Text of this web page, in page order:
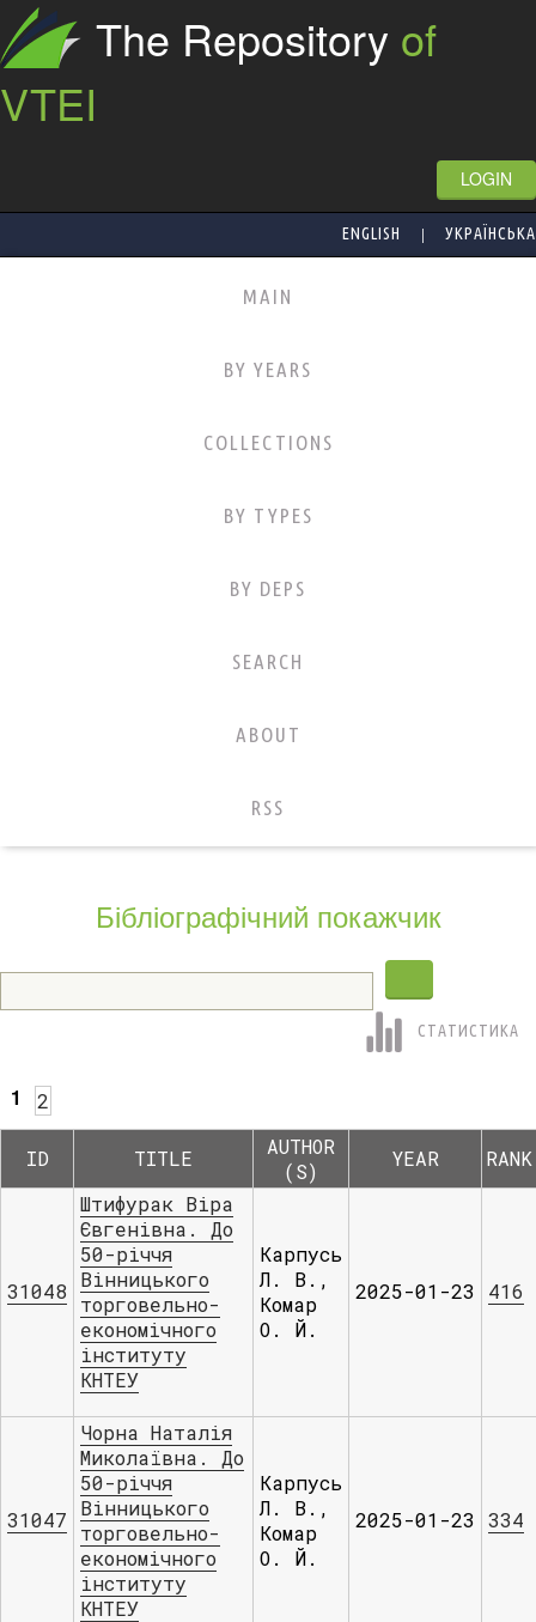
The Repository of
VTEI
LOGIN
ENGLISH | УКРАЇНСЬКА
MAIN
BY YEARS
COLLECTIONS
BY TYPES
BY DEPS
SEARCH
ABOUT
RSS
Бібліографічний покажчик
СТАТИСТИКА
1 2
ID TITLE
AUTHOR
(S)
YEAR RANK
31048
Штифурак Віра
Євгенівна. До
50-річчя
Вінницького
торговельно-
економічного
інституту
КНТЕУ
Карпусь
Л. В.,
Комар
О. Й.
2025-01-23 416
31047
Чорна Наталія
Миколаївна. До
50-річчя
Вінницького
торговельно-
економічного
інституту
КНТЕУ
Карпусь
Л. В.,
Комар
О. Й.
2025-01-23 334